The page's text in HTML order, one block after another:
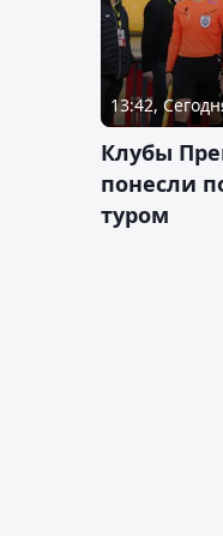
13:42,
Клубы
понесли
туром